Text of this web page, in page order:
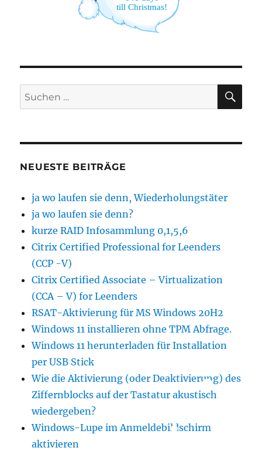
till Christmas!
Suchen
nach:
NEUESTE BEITRÄGE
ja wo laufen sie denn, Wiederholungstäter
ja wo laufen sie denn?
kurze RAID Infosammlung 0,1,5,6
Citrix Certified Professional for Leenders
(CCP -V)
Citrix Certified Associate – Virtualization
(CCA – V) for Leenders
RSAT-Aktivierung für MS Windows 20H2
Windows 11 installieren ohne TPM Abfrage.
Windows 11 herunterladen für Installation
per USB Stick
Wie die Aktivierung (oder Deaktivierung) des
Ziffernblocks auf der Tastatur akustisch
wiedergeben?
Windows-Lupe im Anmeldebildschirm
aktivieren